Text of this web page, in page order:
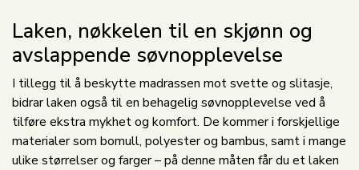
Laken, nøkkelen til en skjønn og
avslappende søvnopplevelse
I tillegg til å beskytte madrassen mot svette og slitasje,
bidrar laken også til en behagelig søvnopplevelse ved å
tilføre ekstra mykhet og komfort. De kommer i forskjellige
materialer som bomull, polyester og bambus, samt i mange
ulike størrelser og farger – på denne måten får du et laken